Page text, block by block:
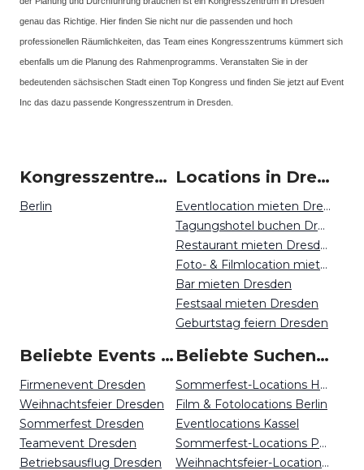
genau das Richtige. Hier finden Sie nicht nur die passenden und hoch
professionellen Räumlichkeiten, das Team eines Kongresszentrums kümmert sich
ebenfalls um die Planung des Rahmenprogramms. Veranstalten Sie in der
bedeutenden sächsischen Stadt einen Top Kongress und finden Sie jetzt auf Event
Inc das dazu passende Kongresszentrum in Dresden.
Kongresszentren um Dresden
Berlin
Locations in Dresden mieten
Eventlocation mieten Dresden
Tagungshotel buchen Dresden
Restaurant mieten Dresden
Foto- & Filmlocation mieten Dresden
Bar mieten Dresden
Festsaal mieten Dresden
Geburtstag feiern Dresden
Beliebte Events in Dresden
Firmenevent Dresden
Weihnachtsfeier Dresden
Sommerfest Dresden
Teamevent Dresden
Betriebsausflug Dresden
Beliebte Suchen auf Event Inc
Sommerfest-Locations Hamburg
Film & Fotolocations Berlin
Eventlocations Kassel
Sommerfest-Locations Potsdam
Weihnachtsfeier-Locations Frankfurt